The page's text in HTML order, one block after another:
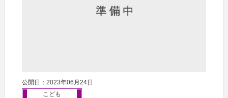
公開日：2023年06月24日
こども